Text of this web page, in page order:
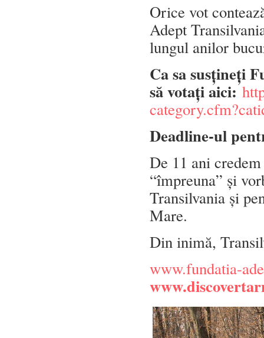
Orice vot
Adept
lungul anilor
Ca sa susțineți
să votați aici:
Deadline-ul
De 11 ani
“împreuna” și
Transilvania și
Mare.
Din inimă,
www.fundatia-